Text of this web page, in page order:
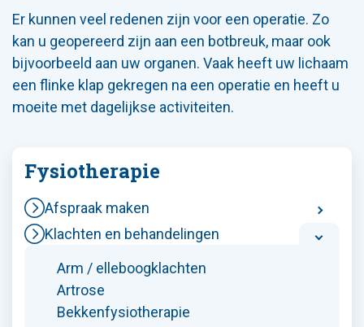
Er kunnen veel redenen zijn voor een operatie. Zo
kan u geopereerd zijn aan een botbreuk, maar ook
bijvoorbeeld aan uw organen. Vaak heeft uw lichaam
een flinke klap gekregen na een operatie en heeft u
moeite met dagelijkse activiteiten.
Fysiotherapie
Afspraak maken
Klachten en behandelingen
Arm / elleboogklachten
Artrose
Bekkenfysiotherapie